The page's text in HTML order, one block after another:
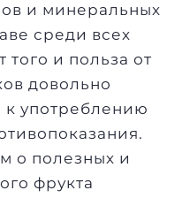
и минеральных
среди всех
того и польза от
довольно
к употреблению
о полезных и
фрукта